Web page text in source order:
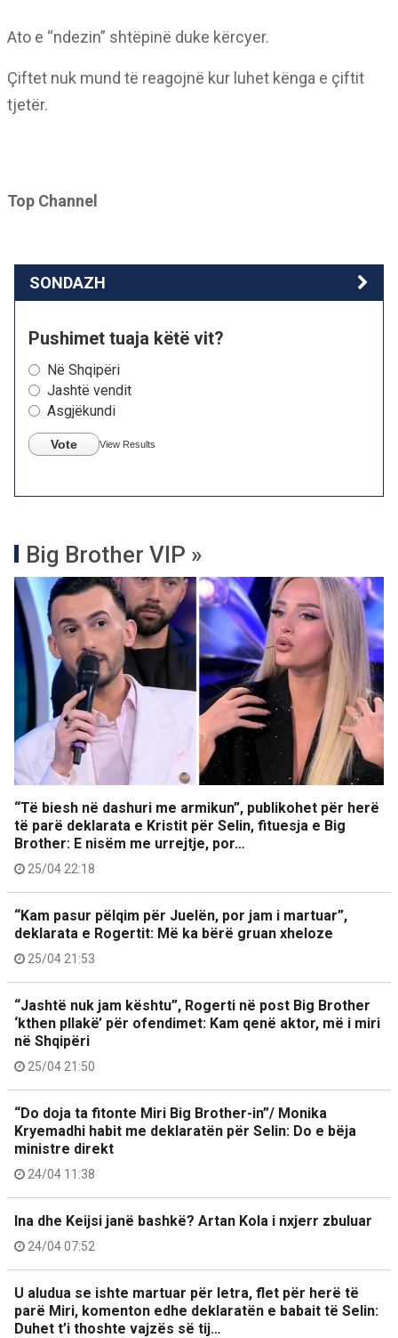
Ato e “ndezin” shtëpinë duke kërcyer.
Çiftet nuk mund të reagojnë kur luhet kënga e çiftit
tjetër.
Top Channel
SONDAZH
Pushimet tuaja këtë vit?
Në Shqipëri
Jashtë vendit
Asgjëkundi
Vote View Results
Big Brother VIP »
“Të biesh në dashuri me armikun”, publikohet për herë
të parë deklarata e Kristit për Selin, fituesja e Big
Brother: E nisëm me urrejtje, por…
25/04 22:18
“Kam pasur pëlqim për Juelën, por jam i martuar”,
deklarata e Rogertit: Më ka bërë gruan xheloze
25/04 21:53
“Jashtë nuk jam kështu”, Rogerti në post Big Brother
‘kthen pllakë’ për ofendimet: Kam qenë aktor, më i miri
në Shqipëri
25/04 21:50
“Do doja ta fitonte Miri Big Brother-in”/ Monika
Kryemadhi habit me deklaratën për Selin: Do e bëja
ministre direkt
24/04 11:38
Ina dhe Keijsi janë bashkë? Artan Kola i nxjerr zbuluar
24/04 07:52
U aludua se ishte martuar për letra, flet për herë të
parë Miri, komenton edhe deklaratën e babait të Selin:
Duhet t’i thoshte vajzës së tij…